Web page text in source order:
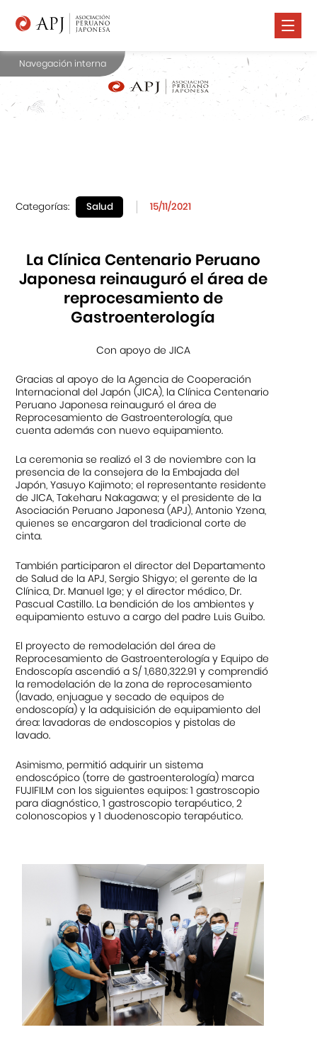
Nosotros
Comunidad Nikkei
Contáctanos
Navegación interna
Categorías: Salud 15/11/2021
La Clínica Centenario Peruano
Japonesa reinauguró el área de
reprocesamiento de
Gastroenterología
Con apoyo de JICA
Gracias al apoyo de la Agencia de Cooperación
Internacional del Japón (JICA), la Clínica Centenario
Peruano Japonesa reinauguró el área de
Reprocesamiento de Gastroenterología, que
cuenta además con nuevo equipamiento.
La ceremonia se realizó el 3 de noviembre con la
presencia de la consejera de la Embajada del
Japón, Yasuyo Kajimoto; el representante residente
de JICA, Takeharu Nakagawa; y el presidente de la
Asociación Peruano Japonesa (APJ), Antonio Yzena,
quienes se encargaron del tradicional corte de
cinta.
También participaron el director del Departamento
de Salud de la APJ, Sergio Shigyo; el gerente de la
Clínica, Dr. Manuel Ige; y el director médico, Dr.
Pascual Castillo. La bendición de los ambientes y
equipamiento estuvo a cargo del padre Luis Guibo.
El proyecto de remodelación del área de
Reprocesamiento de Gastroenterología y Equipo de
Endoscopía ascendió a S/ 1,680,322.91 y comprendió
la remodelación de la zona de reprocesamiento
(lavado, enjuague y secado de equipos de
endoscopía) y la adquisición de equipamiento del
área: lavadoras de endoscopios y pistolas de
lavado.
Asimismo, permitió adquirir un sistema
endoscópico (torre de gastroenterología) marca
FUJIFILM con los siguientes equipos: 1 gastroscopio
para diagnóstico, 1 gastroscopio terapéutico, 2
colonoscopios y 1 duodenoscopio terapéutico.